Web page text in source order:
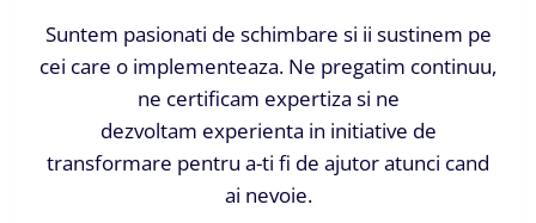
Suntem pasionati de schimbare si ii sustinem pe
cei care o implementeaza. Ne pregatim continuu,
ne certificam expertiza si ne
dezvoltam experienta in initiative de
transformare pentru a-ti fi de ajutor atunci cand
ai nevoie.